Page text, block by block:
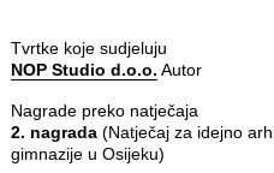
Tvrtke koje sudjeluju
NOP Studio d.o.o. Autor
Nagrade preko natječaja
2. nagrada(Natječaj za idejno
gimnazije u Osijeku)